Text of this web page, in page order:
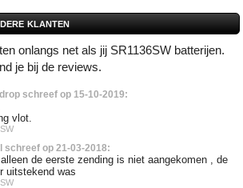
klanten
onlangs net als jij SR1136SW batterijen.
je bij de reviews.
schreef op 15-10-2019:
vlot.
schreef op 21-03-2018:
de eerste zending is niet aangekomen , de
uitstekend was